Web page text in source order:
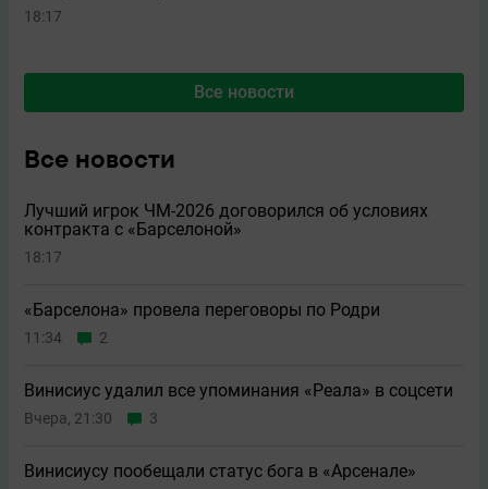
18:17
Все новости
Все новости
Лучший игрок ЧМ-2026 договорился об условиях
контракта с «Барселоной»
18:17
«Барселона» провела переговоры по Родри
11:34 2
Винисиус удалил все упоминания «Реала» в соцсети
Вчера, 21:30 3
Винисиусу пообещали статус бога в «Арсенале»